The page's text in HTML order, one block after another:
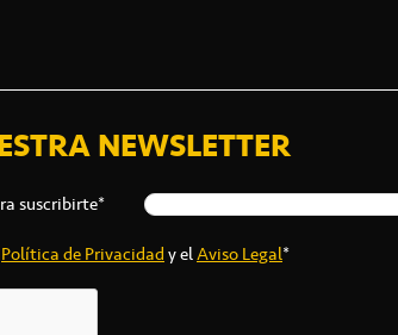
NEWSLETTER
suscribirte*
Política de Privacidady elAviso Legal*